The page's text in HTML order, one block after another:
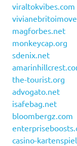
viraltokvibes.com
magforbes.net
monkeycap.org
sdenix.net
the-tourist.org
advogato.net
isafebag.net
bloombergz.com
casino-